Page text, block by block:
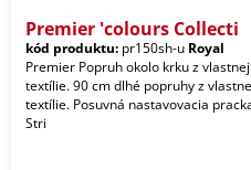
Premier 'colours Collecti
kód produktu: pr150sh-u Royal
Premier Popruh okolo krku z vlastnej
textílie. 90 cm dlhé popruhy z
textílie. Posuvná nastavovacia
Stri